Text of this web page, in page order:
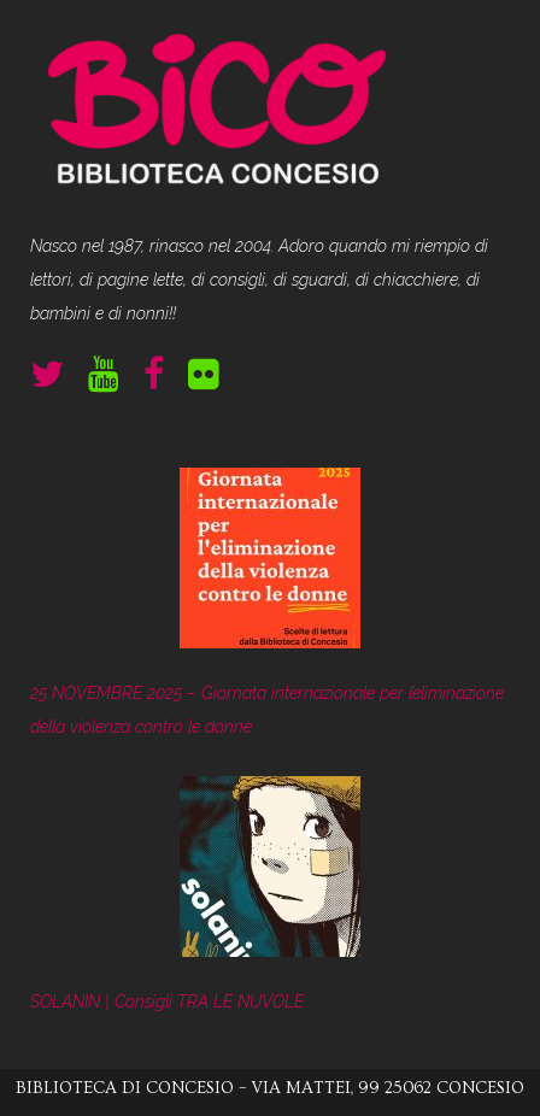
Nasco nel 1987, rinasco nel 2004. Adoro quando mi riempio di
lettori, di pagine lette, di consigli, di sguardi, di chiacchiere, di
bambini e di nonni!!
25 NOVEMBRE 2025 – Giornata internazionale per l’eliminazione
della violenza contro le donne
SOLANIN | Consigli TRA LE NUVOLE
BIBLIOTECA DI CONCESIO – VIA MATTEI, 99 25062 CONCESIO